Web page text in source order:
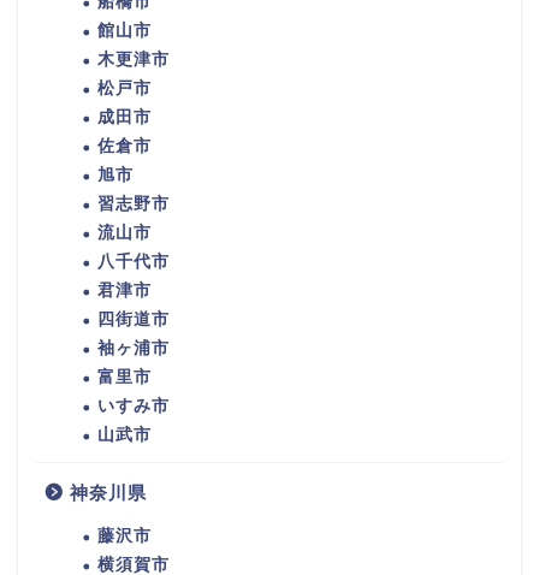
館山市
木更津市
松戸市
成田市
佐倉市
旭市
習志野市
流山市
八千代市
君津市
四街道市
袖ヶ浦市
富里市
いすみ市
山武市
神奈川県
藤沢市
横須賀市